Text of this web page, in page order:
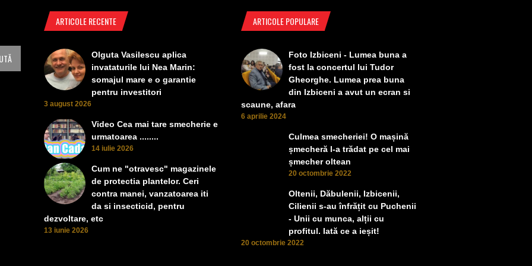
ARTICOLE RECENTE
Olguta Vasilescu aplica
invataturile lui Nea Marin:
somajul mare e o garantie
pentru investitori
3 august 2026
Video Cea mai tare smecherie e
urmatoarea ........
14 iulie 2026
Cum ne "otravesc" magazinele
de protectia plantelor. Ceri
contra manei, vanzatoarea iti
da si insecticid, pentru
dezvoltare, etc
13 iunie 2026
ARTICOLE POPULARE
Foto Izbiceni - Lumea buna a
fost la concertul lui Tudor
Gheorghe. Lumea prea buna
din Izbiceni a avut un ecran si
scaune, afara
6 aprilie 2024
Culmea smecheriei! O mașină
șmecheră l-a trădat pe cel mai
șmecher oltean
20 octombrie 2022
Oltenii, Dăbulenii, Izbicenii,
Cilienii s-au înfrățit cu Puchenii
- Unii cu munca, alții cu
profitul. Iată ce a ieșit!
20 octombrie 2022